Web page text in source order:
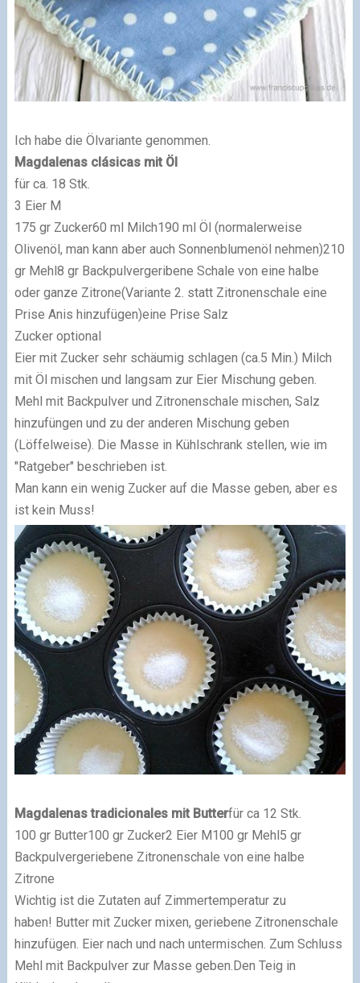
Ich habe die Ölvariante genommen.
Magdalenas clásicas mit Öl
für ca. 18 Stk.
3 Eier M
175 gr Zucker60 ml Milch190 ml Öl (normalerweise
Olivenöl, man kann aber auch Sonnenblumenöl nehmen)210
gr Mehl 8 gr Backpulvergeribene Schale von eine halbe
oder ganze Zitrone(Variante 2. statt Zitronenschale eine
Prise Anis hinzufügen)eine Prise Salz
Zucker optional
Eier mit Zucker sehr schäumig schlagen (ca.5 Min.) Milch
mit Öl mischen und langsam zur Eier Mischung geben.
Mehl mit Backpulver und Zitronenschale mischen, Salz
hinzufüngen und zu der anderen Mischung geben
(Löffelweise). Die Masse in Kühlschrank stellen, wie im
"Ratgeber" beschrieben ist.
Man kann ein wenig Zucker auf die Masse geben, aber es
ist kein Muss!
Magdalenas tradicionales mit Butterfür ca 12 Stk.
100 gr Butter100 gr Zucker2 Eier M100 gr Mehl5 gr
Backpulvergeriebene Zitronenschale von eine halbe
Zitrone
Wichtig ist die Zutaten auf Zimmertemperatur zu
haben! Butter mit Zucker mixen, geriebene Zitronenschale
hinzufügen. Eier nach und nach untermischen. Zum Schluss
Mehl mit Backpulver zur Masse geben. Den Teig in